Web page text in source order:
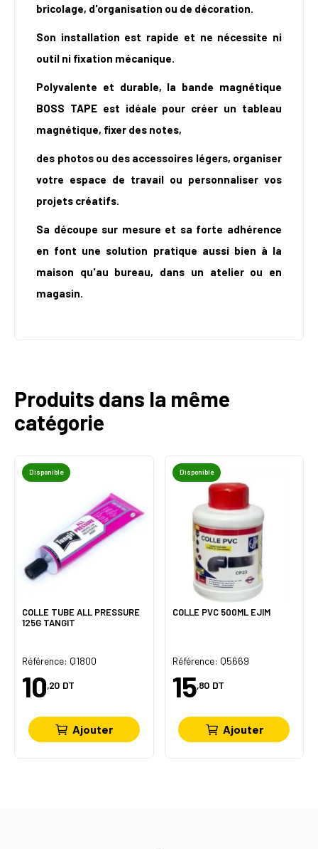
bricolage, d'organisation ou de décoration.
Son installation est rapide et ne nécessite ni
outil ni fixation mécanique.
Polyvalente et durable, la bande magnétique
BOSS TAPE est idéale pour créer un tableau
magnétique, fixer des notes,
des photos ou des accessoires légers, organiser
votre espace de travail ou personnaliser vos
projets créatifs.
Sa découpe sur mesure et sa forte adhérence
en font une solution pratique aussi bien à la
maison qu'au bureau, dans un atelier ou en
magasin.
Produits dans la même
catégorie
Disponible
COLLE TUBE ALL PRESSURE
125G TANGIT
Référence: Q1800
10,20 DT
Ajouter
Disponible
COLLE PVC 500ML EJIM
Référence: Q5669
15,80 DT
Ajouter